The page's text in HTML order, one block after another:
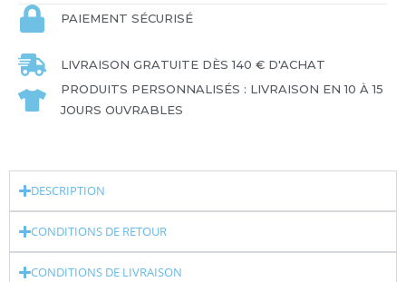
PAIEMENT SÉCURISÉ
LIVRAISON GRATUITE DÈS 140 € D'ACHAT
PRODUITS PERSONNALISÉS : LIVRAISON EN 10 À 15
JOURS OUVRABLES
DESCRIPTION
CONDITIONS DE RETOUR
CONDITIONS DE LIVRAISON